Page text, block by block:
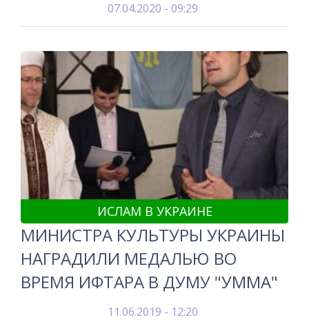
07.04.2020 - 09:29
ИСЛАМ В УКРАИНЕ
МИНИСТРА КУЛЬТУРЫ УКРАИНЫ
НАГРАДИЛИ МЕДАЛЬЮ ВО
ВРЕМЯ ИФТАРА В ДУМУ "УММА"
11.06.2019 - 12:20